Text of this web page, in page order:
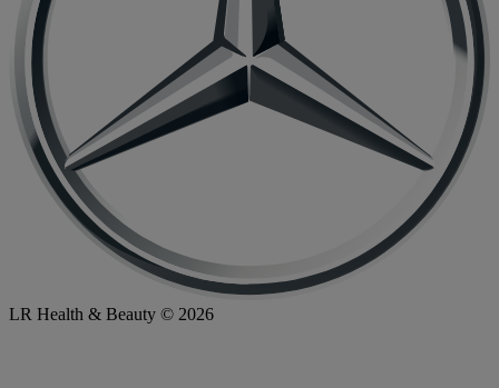
LR Health & Beauty © 2026